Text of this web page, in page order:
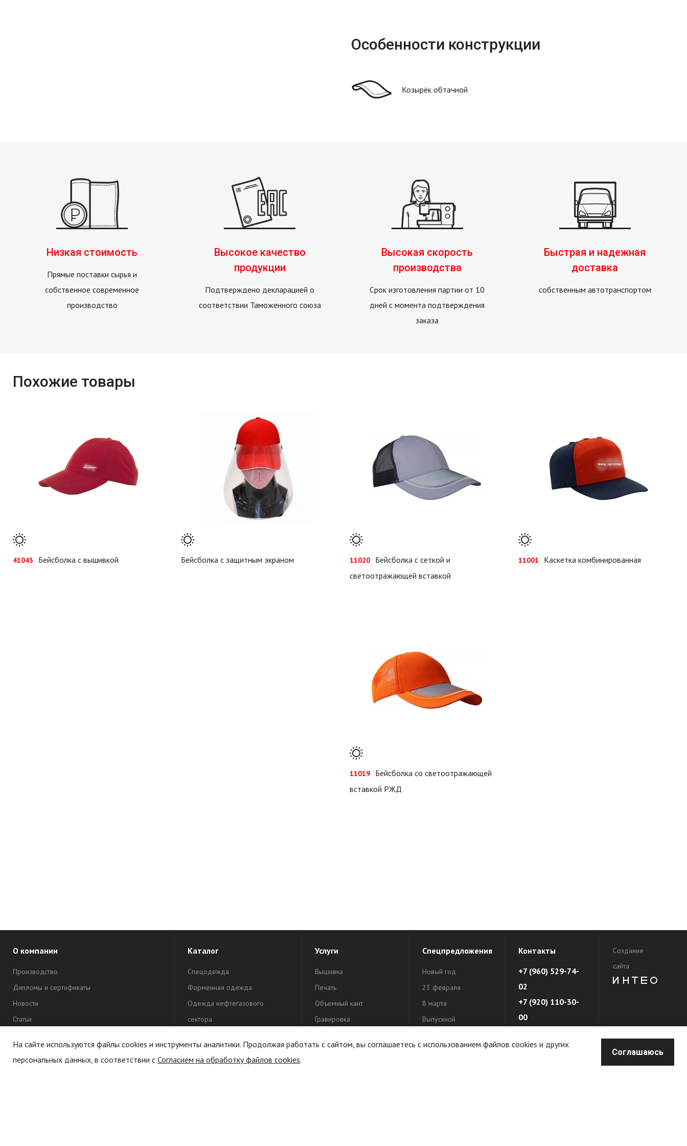
Особенности конструкции
Козырёк обтачной
Низкая стоимость
Прямые поставки сырья и
собственное современное
производство
Высокое качество
продукции
Подтверждено декларацией о
соответствии Таможенного союза
Высокая скорость
производства
Срок изготовления партии от 10
дней с момента подтверждения
заказа
Быстрая и надежная
доставка
собственным автотранспортом
Похожие товары
41043 Бейсболка с вышивкой Бейсболка с защитным экраном 11020
Бейсболка с сеткой и
светоотражающей вставкой
11001 Каскетка комбинированная
11019
Бейсболка со светоотражающей
вставкой РЖД
О компании
Производство
Дипломы и сертификаты
Новости
Статьи
Политика обработки персональных данных
Каталог
Спецодежда
Форменная одежда
Одежда нефтегазового
сектора
Одежда для активного отдыха
Сувенирная продукция
Услуги
Вышивка
Печать
Объемный кант
Гравировка
Индивидуальная
Спецпредложения
Новый год
23 февраля
8 марта
Выпускной
Контакты
+7 (960) 529-74-
02
+7 (920) 110-30-
00
Создание
сайта
На сайте используются файлы cookies и инструменты аналитики. Продолжая работать с сайтом, вы соглашаетесь с использованием файлов cookies и других
персональных данных, в соответствии с Согласием на обработку файлов cookies.
Соглашаюсь